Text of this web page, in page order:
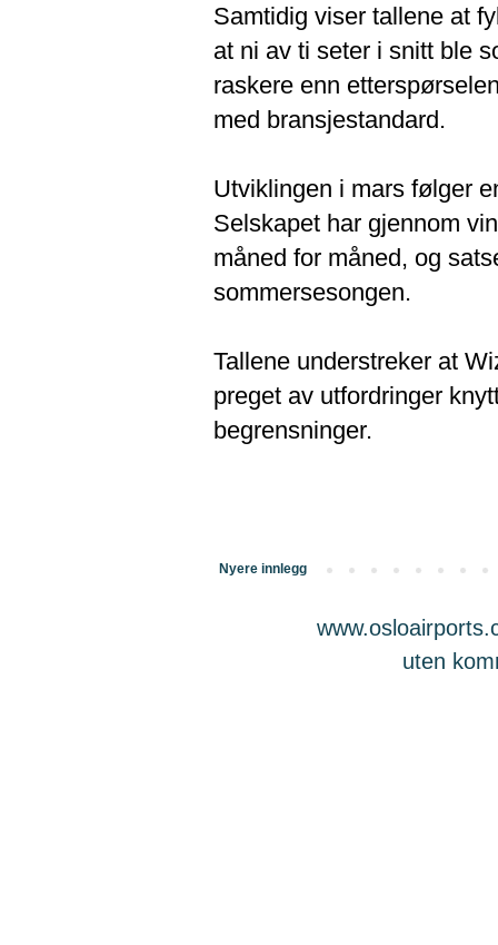
Samtidig viser tallene at
at ni av ti seter i snitt ble
raskere enn
med bransjestandard.
Utviklingen i mars følger
Selskapet har gjennom
måned for måned, og
sommersesongen.
Tallene understreker at
preget av utfordringer
begrensninger.
Nyere innlegg
uten